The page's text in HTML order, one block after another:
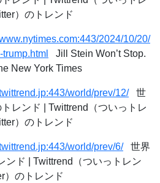
）のトレンド
2024/10/20/
Jill Stein Won’t Stop.
New York Times
world/prev/12/世
レンド | Twittrend（ついっトレ
）のトレンド
world/prev/6/世界
ンド | Twittrend（ついっトレン
）のトレンド